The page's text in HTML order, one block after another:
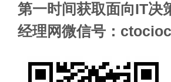
第一时间获取面向IT决
经理网微信号：